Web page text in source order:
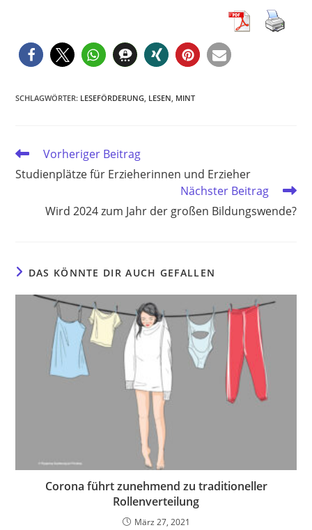
SCHLAGWÖRTER: LESEFÖRDERUNG LESEN MINT
Weitere
ansehen
Vorheriger Beitrag
Studienplätze für Erzieherinnen und Erzieher
Nächster Beitrag
Wird 2024 zum Jahr der großen Bildungswende?
DAS KÖNNTE DIR AUCH GEFALLEN
Corona führt zunehmend zu traditioneller
Rollenverteilung
März 27, 2021